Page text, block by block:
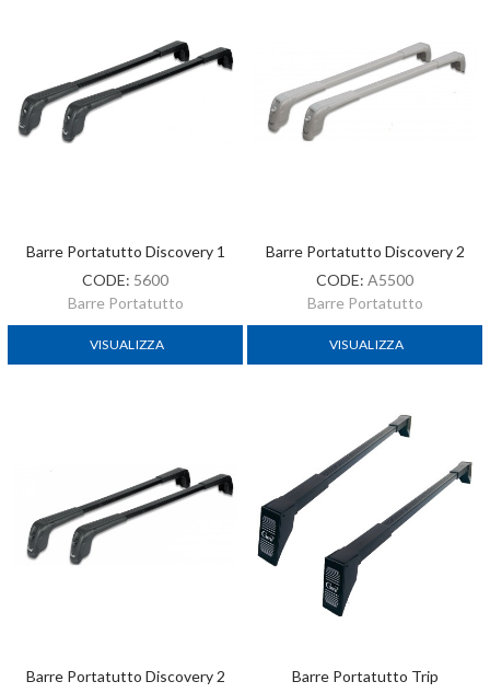
Barre Portatutto Discovery 1
CODE: 5600
Barre Portatutto
VISUALIZZA
Barre Portatutto Discovery 2
CODE: A5500
Barre Portatutto
VISUALIZZA
Barre Portatutto Discovery 2
Barre Portatutto Trip